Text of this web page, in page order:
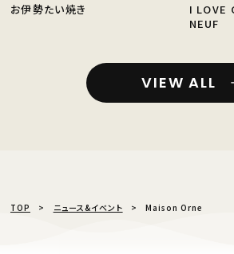
お伊勢たい焼き
I LOVE
NEUF
VIEW ALL
TOP ニュース&イベント Maison Orne